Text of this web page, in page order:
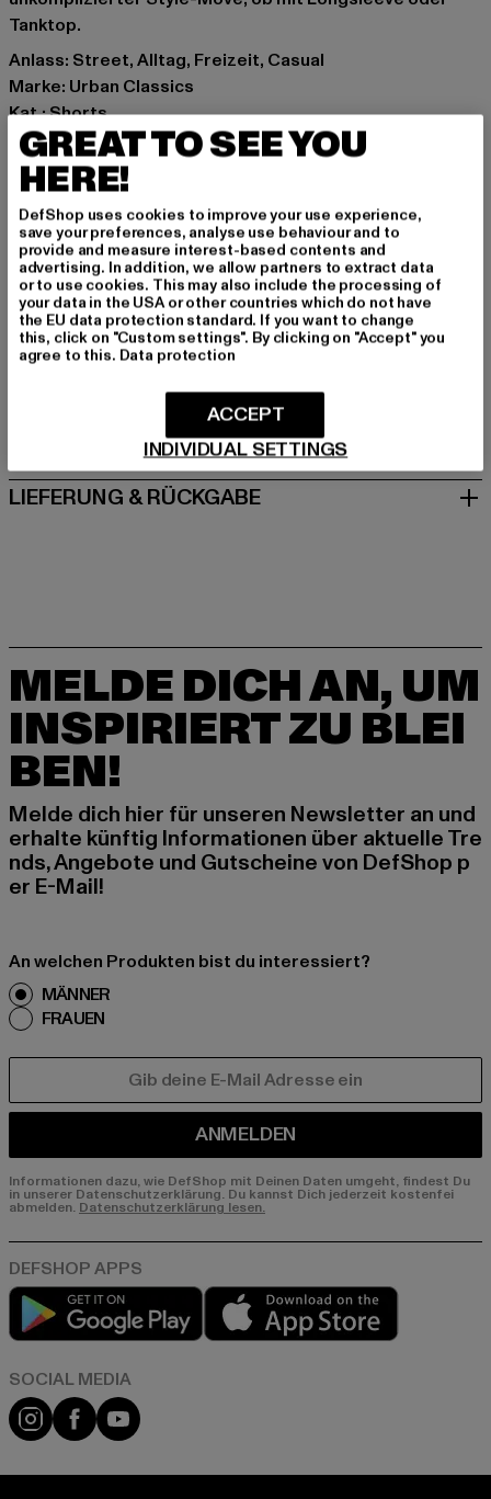
Tanktop.
Anlass: Street, Alltag, Freizeit, Casual
Marke: Urban Classics
Kat.: Shorts
Farbe: schwarz
Hersteller Farbe: real black washed
Materialzusammensetzung: 100% Baumwolle
Art.Nr: TB4156-02296
Hersteller: TB International GmbH |info@tbint.de
Dr.-Robert-Murjahn-Straße 7 | 64372 Ober-Ramstadt |
DE
GRÖSSE & PASSFORM
PFLEGEHINWEISE
LIEFERUNG & RÜCKGABE
MELDE DICH AN, UM
INSPIRIERT ZU BLEI
BEN!
Melde dich hier für unseren Newsletter an und
erhalte künftig Informationen über aktuelle Tre
nds, Angebote und Gutscheine von DefShop p
er E-Mail!
An welchen Produkten bist du interessiert?
MÄNNER
FRAUEN
ANMELDEN
Informationen dazu, wie DefShop mit Deinen Daten umgeht, findest Du
in unserer Datenschutzerklärung. Du kannst Dich jederzeit kostenfei
abmelden. Datenschutzerklärung lesen.
Play market
Instagram
FacebookYouTube
GREAT TO SEE YOU
HERE!
DefShop uses cookies to improve your use experience,
save your preferences, analyse use behaviour and to
provide and measure interest-based contents and
advertising. In addition, we allow partners to extract data
or to use cookies. This may also include the processing of
your data in the USA or other countries which do not have
the EU data protection standard. If you want to change
this, click on "Custom settings". By clicking on "Accept" you
agree to this. Data protection
INDIVIDUAL SETTINGS
ACCEPT